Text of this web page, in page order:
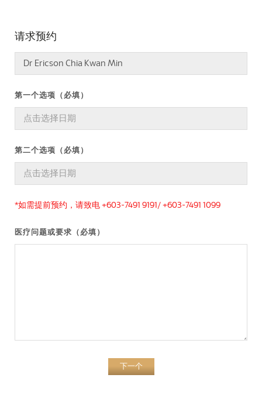
请求预约
第一个选项（必填）
第二个选项（必填）
*如需提前预约，请致电 +603-7491 9191/ +603-7491 1099
医疗问题或要求（必填）
下一个